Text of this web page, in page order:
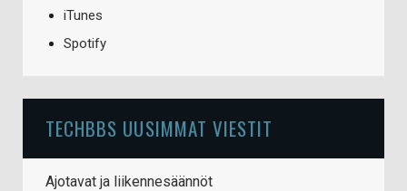
iTunes
Spotify
TECHBBS UUSIMMAT VIESTIT
Ajotavat ja liikennesäännöt